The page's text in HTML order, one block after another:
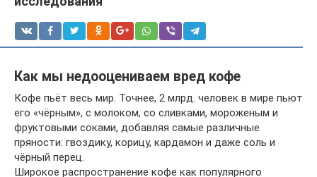
Как мы недооцениваем вред кофе
Кофе пьёт весь мир. Точнее, 2 млрд. человек в мире пьют
его «чёрным», с молоком, со сливками, мороженым и
фруктовыми соками, добавляя самые различные
пряности: гвоздику, корицу, кардамон и даже соль и
чёрный перец.
Широкое распространение кофе как популярного